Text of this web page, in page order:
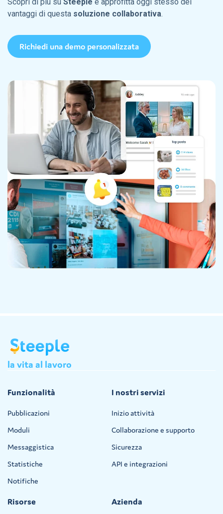
Scopri di più su Steeple e approfitta oggi stesso dei
vantaggi di questa soluzione collaborativa.
Richiedi una demo personalizzata
la vita al lavoro
Funzionalità
Pubblicazioni
Moduli
Messaggistica
Statistiche
Notifiche
I nostri servizi
Inizio attività
Collaborazione e supporto
Sicurezza
API e integrazioni
Risorse Azienda